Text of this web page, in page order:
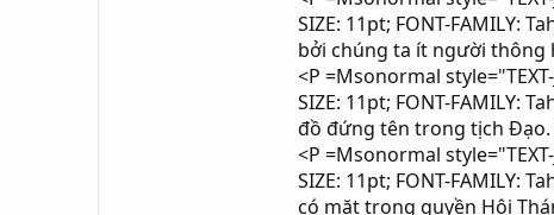
SIZE: 11pt; FONT-FAMILY:
bởi chúng ta ít người thông
<P =Msonormal
SIZE: 11pt; FONT-FAMILY:
đồ đứng tên trong tịch Đạo.
<P =Msonormal
SIZE: 11pt; FONT-FAMILY:
có mặt trong quyền Hội